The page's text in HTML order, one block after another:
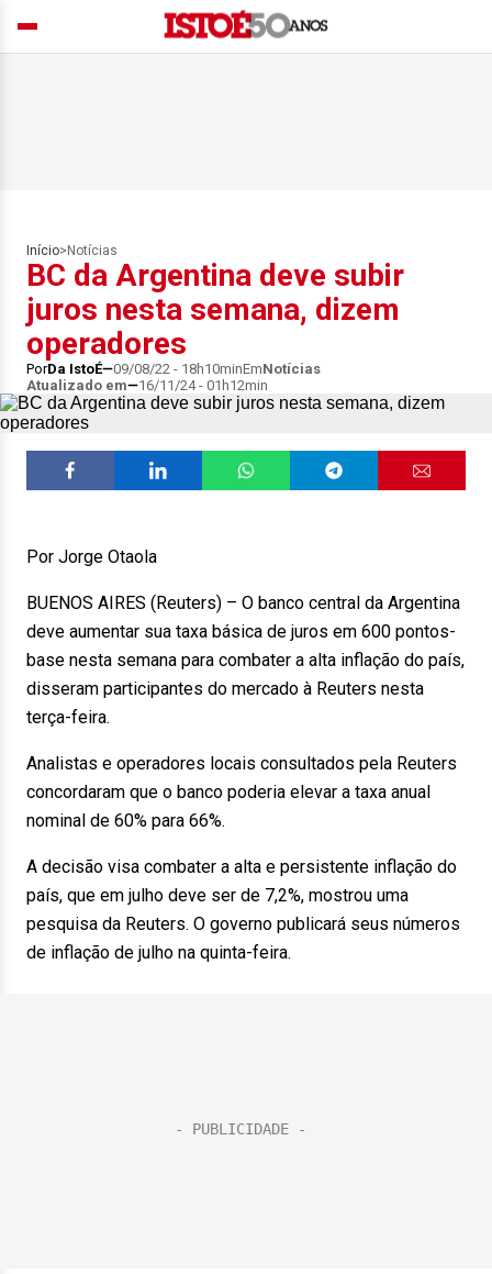
Início> Notícias
BC da Argentina deve subir
juros nesta semana, dizem
operadores
PorDa IstoÉ 09/08/22 - 18h10minEmNotícias
Atualizado em
16/11/24 - 01h12min
Por Jorge Otaola
BUENOS AIRES (Reuters) – O banco central da Argentina
deve aumentar sua taxa básica de juros em 600 pontos-
base nesta semana para combater a alta inflação do país,
disseram participantes do mercado à Reuters nesta
terça-feira.
Analistas e operadores locais consultados pela Reuters
concordaram que o banco poderia elevar a taxa anual
nominal de 60% para 66%.
A decisão visa combater a alta e persistente inflação do
país, que em julho deve ser de 7,2%, mostrou uma
pesquisa da Reuters. O governo publicará seus números
de inflação de julho na quinta-feira.